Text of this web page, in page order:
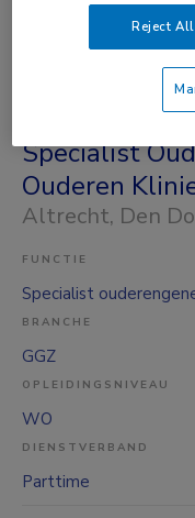
DIENSTVERBAND
Specialist
Ouderen
Altrecht, Den
FUNCTIE
Specialist
BRANCHE
GGZ
OPLEIDINGSNIVEAU
WO
DIENSTVERBAND
Parttime
Reject All